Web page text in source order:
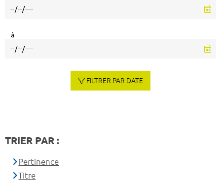
à
FILTRER PAR DATE
TRIER PAR :
Pertinence
Titre